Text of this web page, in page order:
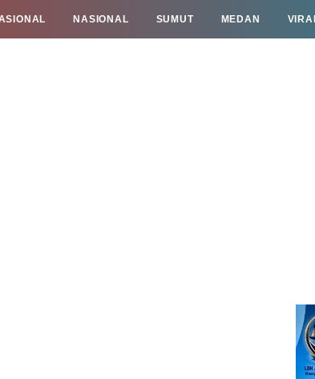
NASIONAL SUMUT MEDAN